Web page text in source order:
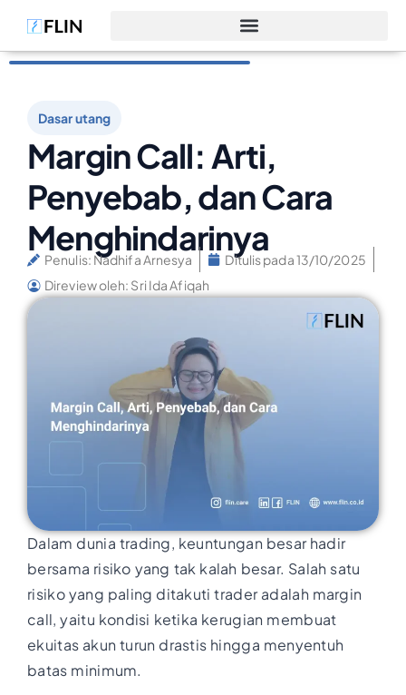
Dasar utang
Margin Call: Arti,
Penyebab, dan Cara
Menghindarinya
Penulis: Nadhifa Arnesya Ditulis pada13/10/2025
Direview oleh: Sri Ida Afiqah
Dalam dunia trading, keuntungan besar hadir
bersama risiko yang tak kalah besar. Salah satu
risiko yang paling ditakuti trader adalah margin
call, yaitu kondisi ketika kerugian membuat
ekuitas akun turun drastis hingga menyentuh
batas minimum.